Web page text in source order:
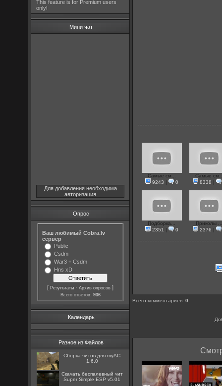
This feature is for Premium users
only!
Мини чат
Для добавления необходима
авторизация
Опрос
Ваш любимый Cobra.lv
сервер
Public
Csdm
War3 + Csdm
Hns xD
[Результаты ·Архив опросов ]
Всего ответов: 936
Календарь
Разное из Файлов
Сборка читов для myAC
1.6.0
Скачать беспалевный чит
Super Simple ESP v5.01
Самые см...
9243 | 0
Самые
8338 |
Подборка...
2351 | 0
Приколы
2376 |
Всего комментариев:0